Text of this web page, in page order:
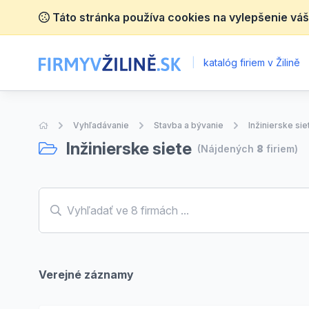
Táto stránka používa cookies na vylepšenie
katalóg firiem v Žilině
Úvodná stránka
Vyhľadávanie Stavba a bývanie Inžinierske
Inžinierske siete (Nájdených 8 firiem)
Verejné záznamy